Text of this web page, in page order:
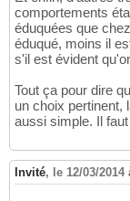
comportements
éduquées que
éduqué, moins il
s'il est évident
Tout ça pour dire
un choix pertinent,
aussi simple. Il
Invité, le 12/03/2014